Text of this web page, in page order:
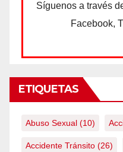
Síguenos a través
Facebook,
ETIQUETAS
Abuso Sexual (10)
Accidente Tránsito (26)